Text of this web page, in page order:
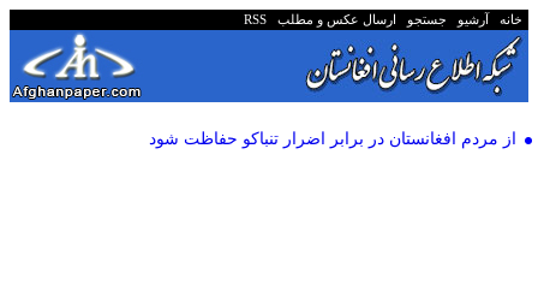
خانه آرشیو جستجو ارسال عکس و مطلب RSS
از مردم افغانستان در برابر اضرار تنباکو حفاظت شود